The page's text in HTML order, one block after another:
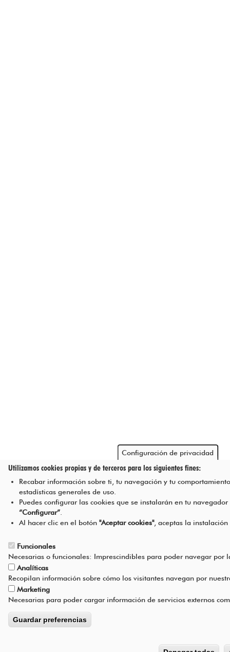
Configuración de privacidad
Utilizamos cookies propias y de terceros para los siguientes fines:
Recabar información sobre ti, tu navegación y tu
estadísticas generales de uso.
Puedes configurar las cookies que se instalarán en tu
“Configurar”
Al hacer clic en el botón"Aceptar cookies", aceptas la
Funcionales
Necesarias o funcionales: Imprescindibles para poder navegar por
Analíticas
Recopilan información sobre cómo los visitantes navegan por
Marketing
Necesarias para poder cargar información de servicios externos
Guardar preferencias